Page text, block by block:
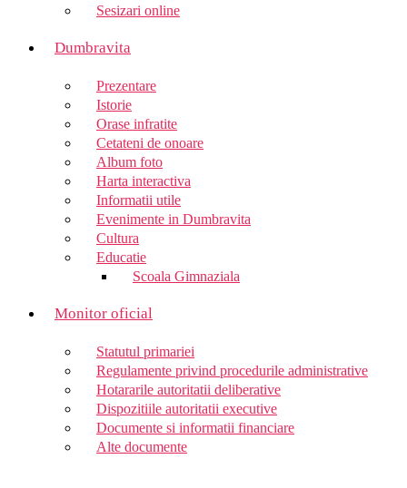
Sesizari online
Dumbravita
Prezentare
Istorie
Orase infratite
Cetateni de onoare
Album foto
Harta interactiva
Informatii utile
Evenimente in Dumbravita
Cultura
Educatie
Scoala Gimnaziala
Monitor oficial
Statutul primariei
Regulamente privind procedurile administrative
Hotararile autoritatii deliberative
Dispozitiile autoritatii executive
Documente si informatii financiare
Alte documente